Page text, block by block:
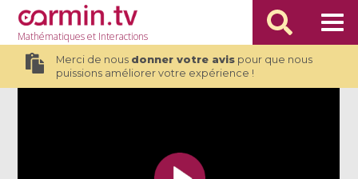
Mathématiqueset Interactions
Merci de nous donner votre avispour que nous
puissions améliorer votre expérience !